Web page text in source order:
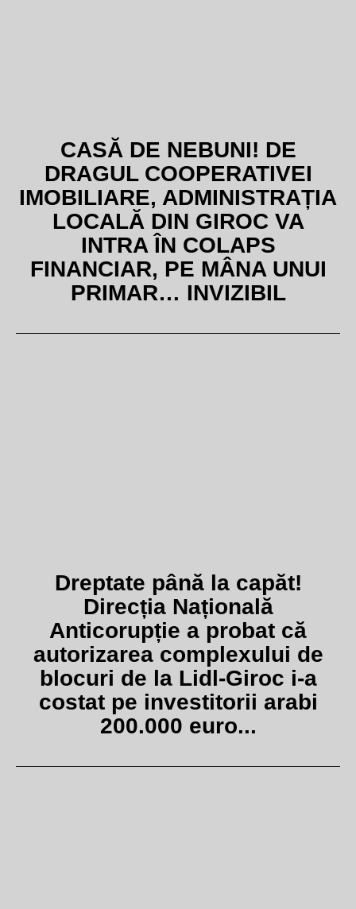
CASĂ DE NEBUNI! DE
DRAGUL COOPERATIVEI
IMOBILIARE, ADMINISTRAȚIA
LOCALĂ DIN GIROC VA
INTRA ÎN COLAPS
FINANCIAR, PE MÂNA UNUI
PRIMAR… INVIZIBIL
Dreptate până la capăt!
Direcția Națională
Anticorupție a probat că
autorizarea complexului de
blocuri de la Lidl-Giroc i-a
costat pe investitorii arabi
200.000 euro...